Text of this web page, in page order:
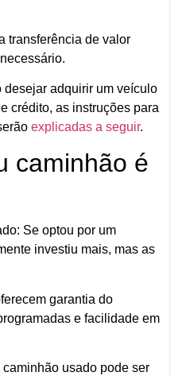
transferência de valor
desejar adquirir um veículo
crédito, as instruções para
explicadas a seguir.
caminhão é
Se optou por um
investiu mais, mas as
garantia do
e facilidade em
usado pode ser